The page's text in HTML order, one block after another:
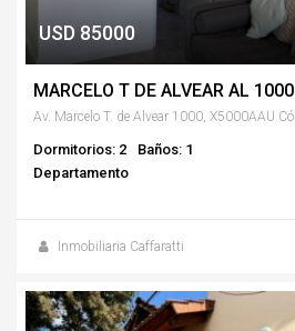
USD 85000
MARCELO T DE ALVEAR AL 1000
Dormitorios: 2
Baños: 1
Departamento
Inmobiliaria Caffaratti